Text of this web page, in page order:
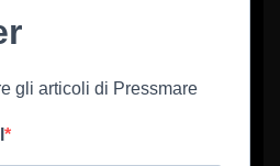
gli articoli di Pressmare